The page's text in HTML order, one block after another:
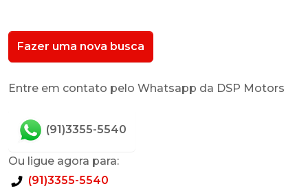
Fazer uma nova busca
Entre em contato pelo Whatsapp da DSP Motors
(91)3355-5540
Ou ligue agora para:
(91)3355-5540